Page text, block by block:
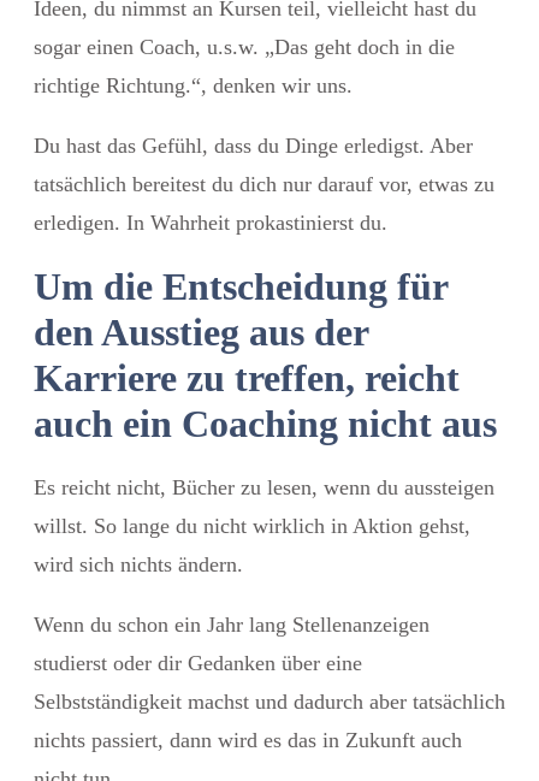
Ideen, du nimmst an Kursen teil, vielleicht hast du
sogar einen Coach, u.s.w. „Das geht doch in die
richtige Richtung.“, denken wir uns.
Du hast das Gefühl, dass du Dinge erledigst. Aber
tatsächlich bereitest du dich nur darauf vor, etwas zu
erledigen. In Wahrheit prokastinierst du.
Um die Entscheidung für
den Ausstieg aus der
Karriere zu treffen, reicht
auch ein Coaching nicht aus
Es reicht nicht, Bücher zu lesen, wenn du aussteigen
willst. So lange du nicht wirklich in Aktion gehst,
wird sich nichts ändern.
Wenn du schon ein Jahr lang Stellenanzeigen
studierst oder dir Gedanken über eine
Selbstständigkeit machst und dadurch aber tatsächlich
nichts passiert, dann wird es das in Zukunft auch